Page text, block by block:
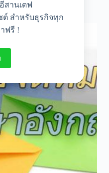
สานเดฟ
ต์ สำหรับธุรกิจทุก
ฟรี !
ษ